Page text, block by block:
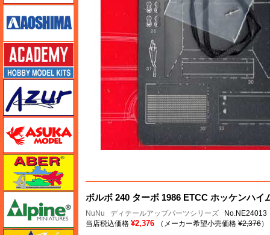
ボルボ 240 ターボ 1986 ETCC ホッケンハ
NuNu ディテールアップパーツシリーズ No.NE24013
当店税込価格 ¥2,376 （メーカー希望小売価格 ¥2,376）
アスカモデル
アルパイン